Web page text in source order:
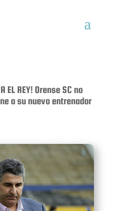
EL REY! Orense SC no
a su nuevo entrenador